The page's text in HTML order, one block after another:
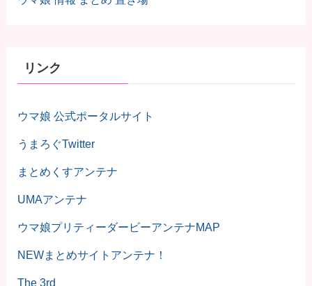
リンク
ウマ娘 公式ポータルサイト
うまろぐTwitter
まとめくすアンテナ
UMAアンテナ
ウマ娘プリティーダービーアンテナMAP
NEWまとめサイトアンテナ！
The 3rd